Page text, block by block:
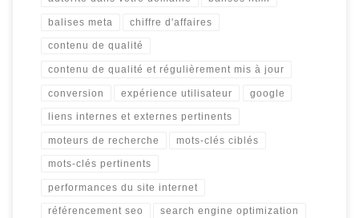
balises meta chiffre d'affaires
contenu de qualité
contenu de qualité et régulièrement mis à jour
conversion expérience utilisateur google
liens internes et externes pertinents
moteurs de recherche mots-clés ciblés
mots-clés pertinents
performances du site internet
référencement seo search engine optimization